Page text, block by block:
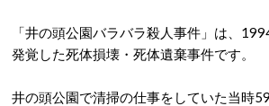
「井の頭公園バラバラ殺人事件」は、
発覚した死体損壊・死体遺棄事件です。
井の頭公園で清掃の仕事をしていた当時